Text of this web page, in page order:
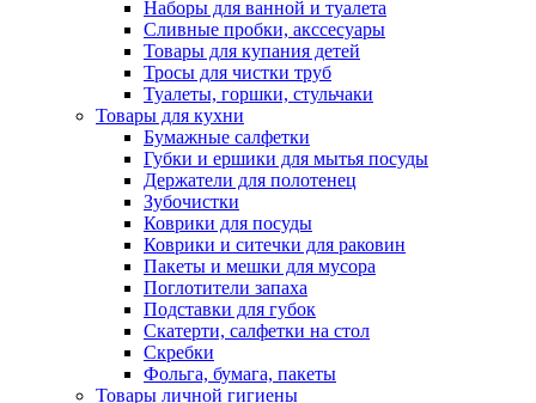
Наборы для ванной и туалета
Сливные пробки, акссесуары
Товары для купания детей
Тросы для чистки труб
Туалеты, горшки, стульчаки
Товары для кухни
Бумажные салфетки
Губки и ершики для мытья посуды
Держатели для полотенец
Зубочистки
Коврики для посуды
Коврики и ситечки для раковин
Пакеты и мешки для мусора
Поглотители запаха
Подставки для губок
Скатерти, салфетки на стол
Скребки
Фольга, бумага, пакеты
Товары личной гигиены